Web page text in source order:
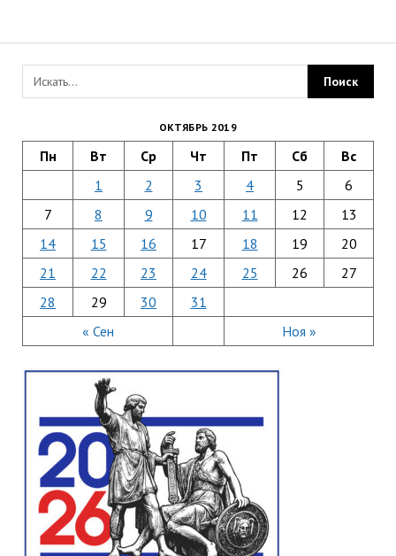
ОКТЯБРЬ 2019
Пн Вт Ср Чт Пт Сб Вс
« Сен Ноя »
1 2 3 4 5
6
7
8 9 10 11 12
13
14
15 16 17 18 19
20
21
22 23 24 25 26
27
28
29 30 31